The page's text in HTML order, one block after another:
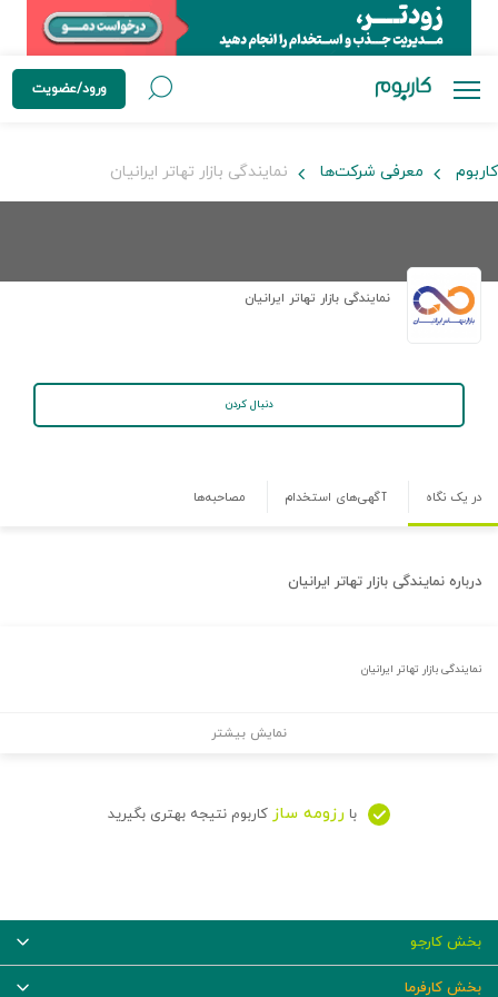
ورود/عضویت
کاربوم معرفی شرکت‌ها نمایندگی بازار تهاتر ایرانیان
نمایندگی بازار تهاتر ایرانیان
دنبال کردن
در یک نگاه آگهی‌های استخدام مصاحبه‌ها
درباره نمایندگی بازار تهاتر ایرانیان
نمایندگی بازار تهاتر ایرانیان
نمایش بیشتر
با رزومه ساز کاربوم نتیجه بهتری بگیرید
بخش کارجو
بخش کارفرما